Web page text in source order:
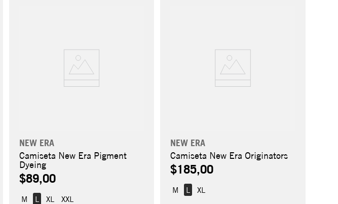
NEW ERA
Camiseta New Era Pigment
Dyeing
$89,00
L
M XL XXL
NEW ERA
Camiseta New Era Originators
$185,00
L
M XL